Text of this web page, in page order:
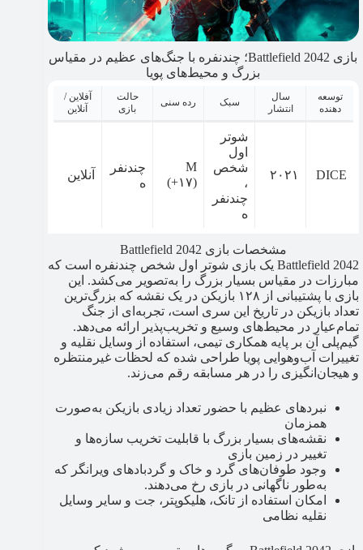
بازی Battlefield 2042؛ چندنفره با جنگ‌های عظیم در مقیاس
بزرگ و محیط‌های پویا
توسعه
دهنده
سال
انتشار
سبک رده سنی
حالت
بازی
آفلاین /
آنلاین
DICE ۲۰۲۱
شوتر
اول
شخص
،
چندنفر
ه
M
(+۱۷)
چندنفر
ه
آنلاین
مشخصات بازی Battlefield 2042
Battlefield 2042 یک بازی شوتر اول شخص چندنفره است که
مبارزات در مقیاس بسیار بزرگ را به‌تصویر می‌کشد. این
بازی با پشتیبانی از ۱۲۸ بازیکن در یک نقشه که بزرگ‌ترین
تعداد بازیکن در تاریخ این سری است، تجربه‌ای از جنگ
تمام‌عیار در محیط‌های وسیع و تخریب‌پذیر ارائه می‌دهد.
گیم‌پلی آن بر پایه همکاری تیمی، استفاده از وسایل نقلیه و
تغییرات آب‌وهوایی پویا طراحی شده که لحظات غیرمنتظره
و هیجان‌انگیزی را در هر مسابقه رقم می‌زند.
نبردهای عظیم با حضور تعداد زیادی بازیکن به‌صورت
همزمان
نقشه‌های بسیار بزرگ با قابلیت تخریب سازه‌ها و
تغییر در زمین بازی
وجود طوفان‌های گرد و خاک و گردبادهای ویرانگر که
به‌طور ناگهانی در بازی رخ می‌دهند.
امکان استفاده از تانک، هلیکوپتر، جت و سایر وسایل
نقلیه نظامی